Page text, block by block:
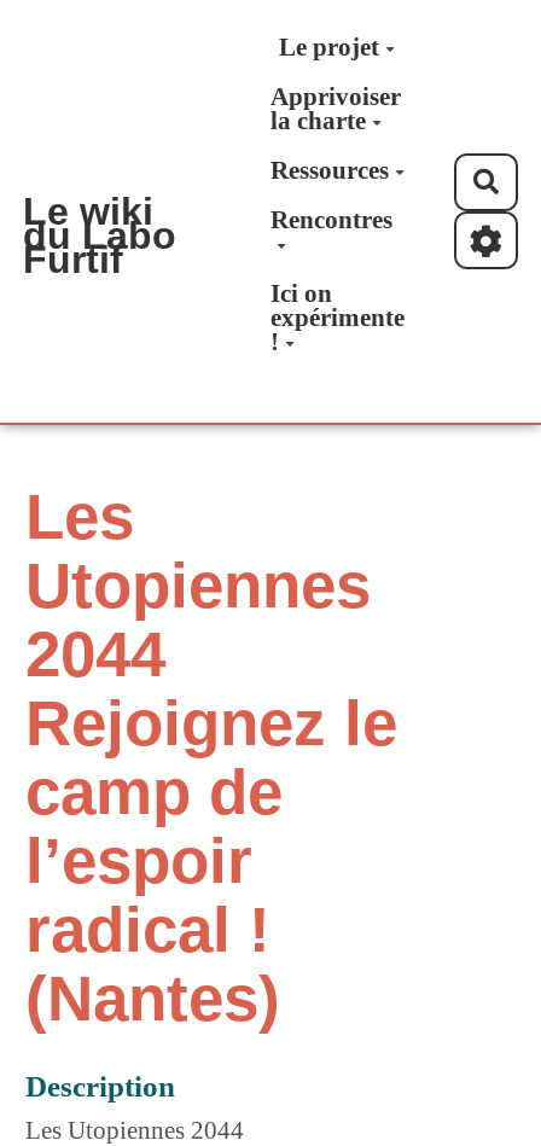
Aller au contenu principal
Le wiki
du Labo
Furtif
Le projet
Apprivoiser
la charte
Ressources
Rencontres
Ici on
expérimente
!
Les
Utopiennes
2044
Rejoignez le
camp de
l’espoir
radical !
(Nantes)
Description
Les Utopiennes 2044